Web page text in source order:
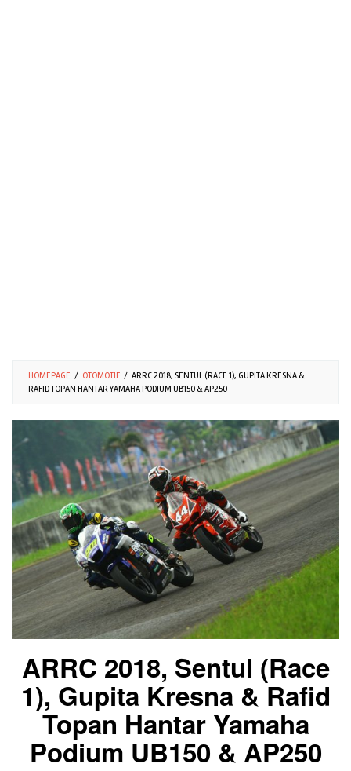
HOMEPAGE / OTOMOTIF / ARRC 2018, SENTUL (RACE 1), GUPITA KRESNA &
RAFID TOPAN HANTAR YAMAHA PODIUM UB150 & AP250
ARRC 2018, Sentul (Race
1), Gupita Kresna & Rafid
Topan Hantar Yamaha
Podium UB150 & AP250